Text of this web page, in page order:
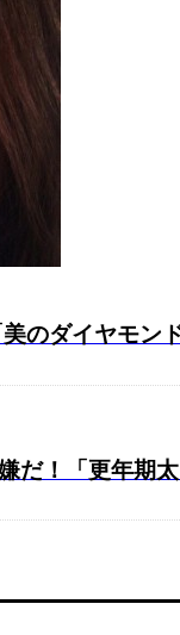
のダイヤモン
だ！「更年期